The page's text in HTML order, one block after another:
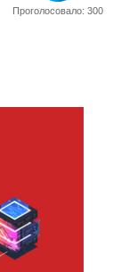
Проголосовало: 300